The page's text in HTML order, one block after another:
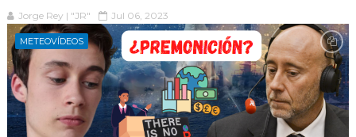
Jorge Rey | "JR" Jul 06, 2023
METEOVÍDEOS